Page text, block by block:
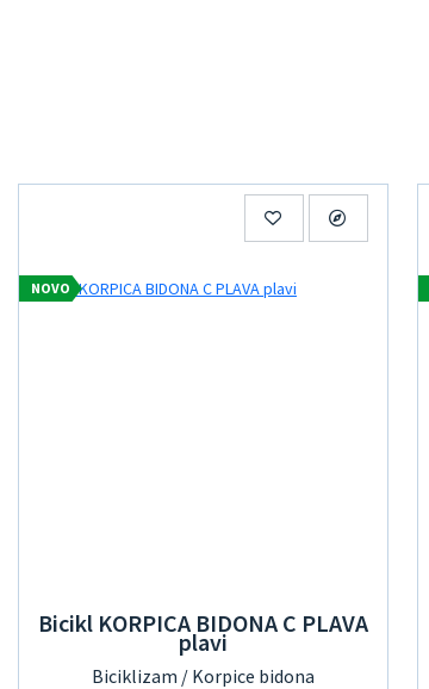
NOVO
Bicikl KORPICA BIDONA C PLAVA
plavi
Biciklizam / Korpice bidona